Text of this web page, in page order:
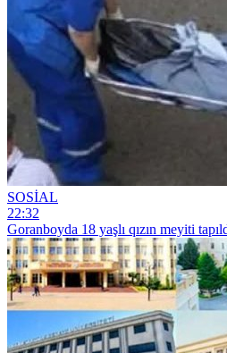
SOSİAL
22:32
Goranboyda 18 yaşlı qızın meyiti